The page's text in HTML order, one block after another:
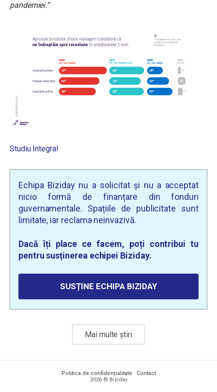
pandemiei.”
Studiu Integral
Echipa Biziday nu a solicitat și nu a acceptat
nicio formă de finanțare din fonduri
guvernamentale. Spațiile de publicitate sunt
limitate, iar reclama neinvazivă.
Dacă îți place ce facem, poți contribui tu
pentru susținerea echipei Biziday.
SUSȚINE ECHIPA BIZIDAY
Mai multe știri
Politica de confidențialitate · Contact
2026 © Biziday